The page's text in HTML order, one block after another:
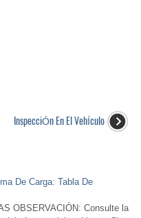
InspecciÓn En El VehÍculo
De Carga: Tabla De
OBSERVACIÓN: Consulte la